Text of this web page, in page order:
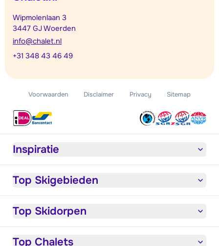
Wipmolenlaan 3
3447 GJ Woerden
info@chalet.nl
+31 348 43 46 49
Voorwaarden Disclaimer Privacy Sitemap
Inspiratie
Top Skigebieden
Top Skidorpen
Top Chalets